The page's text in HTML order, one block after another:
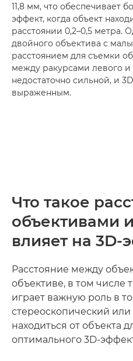
11,8 мм, что обеспечивает
эффект, когда объект
расстоянии 0,2–0,5 метра.
двойного объектива с
расстоянием для съемки
между ракурсами левого и
недостаточно сильной, и
выраженным.
Что такое
объективами
влияет на 3D-
Расстояние между
объективе, в том числе
играет важную роль в
стереоскопический
находиться от объекта
оптимального 3D-